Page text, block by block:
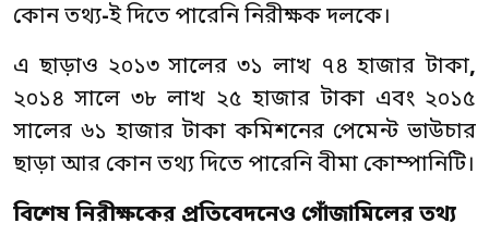
কোন তথ্য-ই দিতে পারেনি নিরীক্ষক দলকে।
এ ছাড়াও ২০১৩ সালের ৩১ লাখ ৭৪ হাজার টাকা,
২০১৪ সালে ৩৮ লাখ ২৫ হাজার টাকা এবং ২০১৫
সালের ৬১ হাজার টাকা কমিশনের পেমেন্ট ভাউচার
ছাড়া আর কোন তথ্য দিতে পারেনি বীমা কোম্পানিটি।
বিশেষ নিরীক্ষকের প্রতিবেদনেও গোঁজামিলের তথ্য